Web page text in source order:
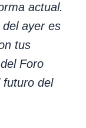
actual.
ayer es
tus
Foro
futuro del